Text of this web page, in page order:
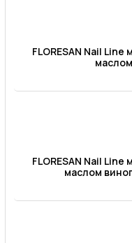
FLORESAN Nail
FLORESAN Nail
маслом